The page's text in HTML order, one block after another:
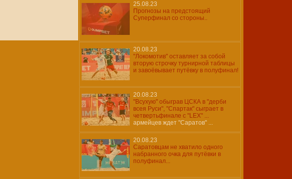
25.08.23
Прогнозы на предстоящий
Суперфинал со стороны..
20.08.23
"Локомотив" оставляет за собой
вторую строчку турнирной таблицы
и завоёвывает путёвку в полуфинал!
20.08.23
"Всухую" обыграв ЦСКА в "дерби
всея Руси", "Спартак" сыграет в
четвертьфинале с "LEX" ...
армейцев ждет "Саратов" ...
20.08.23
Саратовцам не хватило одного
набранного очка для путёвки в
полуфинал...